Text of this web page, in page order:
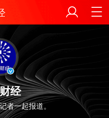
经
者一起报道。